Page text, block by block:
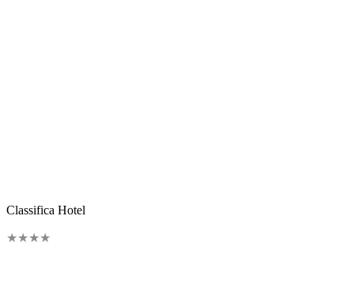
Classifica Hotel
★★★★